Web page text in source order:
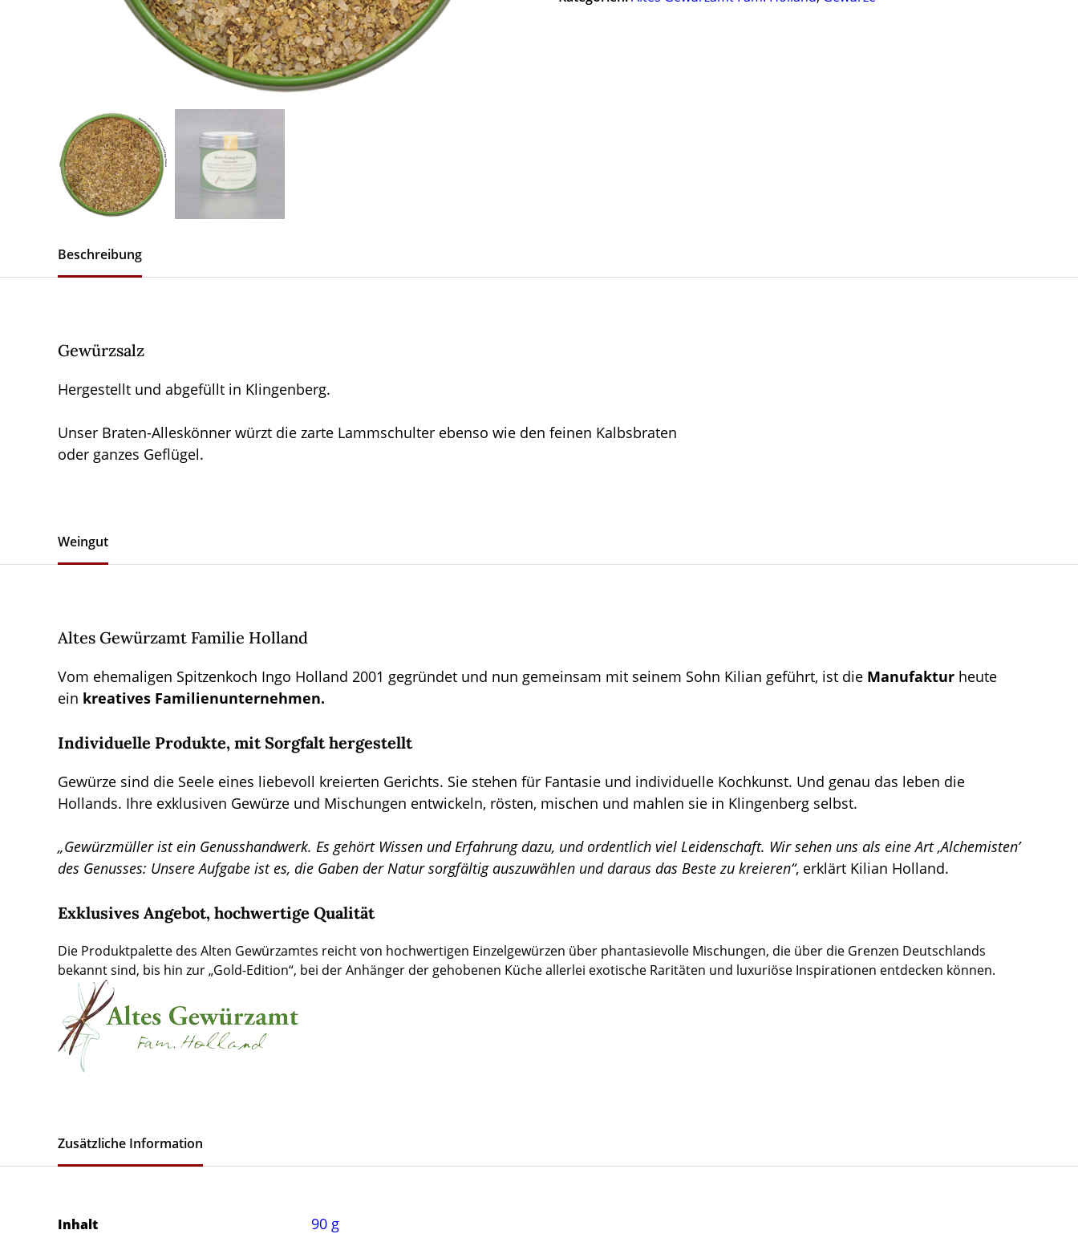
Beschreibung
Gewürzsalz
Hergestellt und abgefüllt in Klingenberg.
Unser Braten-Alleskönner würzt die zarte Lammschulter ebenso wie den feinen Kalbsbraten
oder ganzes Geflügel.
Weingut
Altes Gewürzamt Familie Holland
Vom ehemaligen Spitzenkoch Ingo Holland 2001 gegründet und nun gemeinsam mit seinem Sohn Kilian geführt, ist die Manufakturheute
ein kreatives Familienunternehmen.
Individuelle Produkte, mit Sorgfalt hergestellt
Gewürze sind die Seele eines liebevoll kreierten Gerichts. Sie stehen für Fantasie und individuelle Kochkunst. Und genau das leben die
Hollands. Ihre exklusiven Gewürze und Mischungen entwickeln, rösten, mischen und mahlen sie in Klingenberg selbst.
„Gewürzmüller ist ein Genusshandwerk. Es gehört Wissen und Erfahrung dazu, und ordentlich viel Leidenschaft. Wir sehen uns als eine Art ‚Alchemisten’
des Genusses: Unsere Aufgabe ist es, die Gaben der Natur sorgfältig auszuwählen und daraus das Beste zu kreieren“, erklärt Kilian Holland.
Exklusives Angebot, hochwertige Qualität
Die Produktpalette des Alten Gewürzamtes reicht von hochwertigen Einzelgewürzen über phantasievolle Mischungen, die über die Grenzen Deutschlands
bekannt sind, bis hin zur „Gold-Edition“, bei der Anhänger der gehobenen Küche allerlei exotische Raritäten und luxuriöse Inspirationen entdecken können.
Zusätzliche Information
Inhalt 90 g